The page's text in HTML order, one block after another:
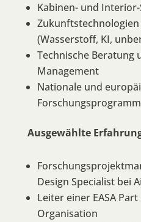
Kabinen- und
(Wasserstoff, KI,
Technische Beratung
Management
Nationale und
Ausgewählte
Design Specialist bei
Leiter einer EASA Part
Organisation